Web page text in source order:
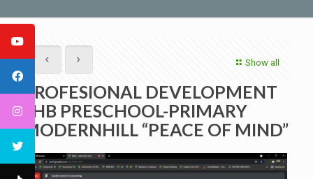
Show all
PROFESIONAL DEVELOPMENT
SHB PRESCHOOL-PRIMARY
MODERNHILL “PEACE OF MIND”